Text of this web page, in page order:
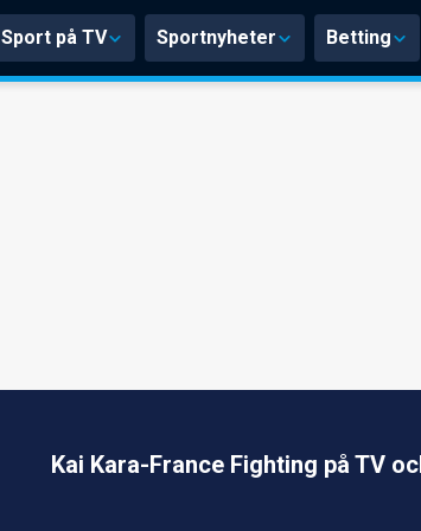
Sport på TV Sportnyheter Betting
Kai Kara-France Fighting på TV